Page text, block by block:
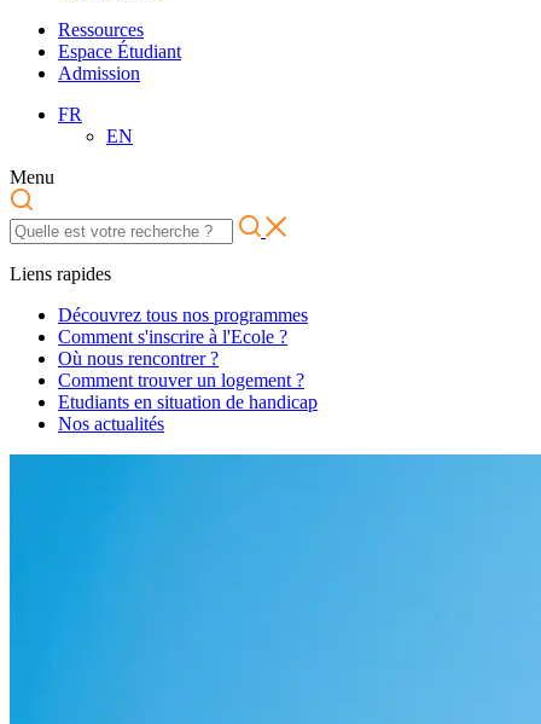
Ressources
Espace Étudiant
Admission
FR
EN
Menu
Liens rapides
Découvrez tous nos programmes
Comment s'inscrire à l'Ecole ?
Où nous rencontrer ?
Comment trouver un logement ?
Etudiants en situation de handicap
Nos actualités